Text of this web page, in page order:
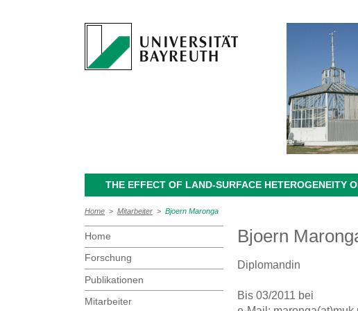
THE EFFECT OF LAND-SURFACE HETEROGENEITY
Home > Mitarbeiter > Bjoern Maronga
Home
Forschung
Publikationen
Mitarbeiter
Bjoern
Diplomandin
Bis 03/2011 bei